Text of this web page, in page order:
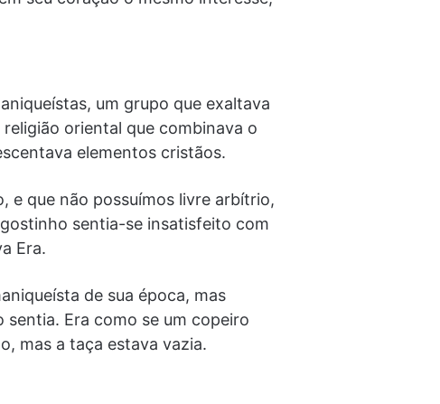
um grupo que exaltava
oriental que combinava o
elementos cristãos.
e que não possuímos livre arbítrio,
sentia-se insatisfeito com
Era.
de sua época, mas
Era como se um copeiro
mas a taça estava vazia.